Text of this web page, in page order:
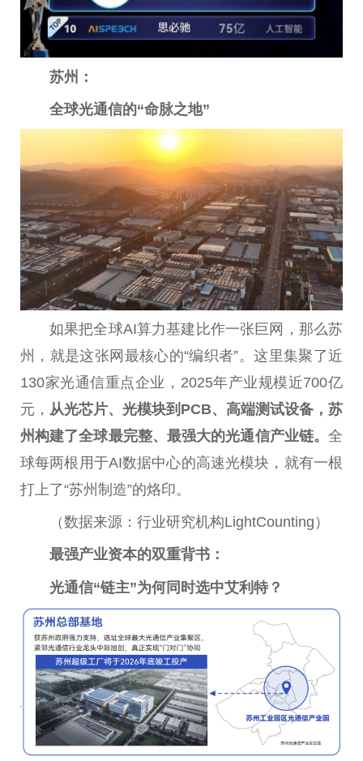
苏州：
全球光通信的“命脉之地”
如果把全球AI算力基建比作一张巨网，那么苏
州，就是这张网最核心的“编织者”。这里集聚了近
130家光通信重点企业，2025年产业规模近700亿
元， 从光芯片、光模块到PCB、高端测试设备，苏
州构建了全球最完整、最强大的光通信产业链。 全
球每两根用于AI数据中心的高速光模块，就有一根
打上了“苏州制造”的烙印。
（数据来源：行业研究机构LightCounting）
最强产业资本的双重背书：
光通信“链主”为何同时选中艾利特？